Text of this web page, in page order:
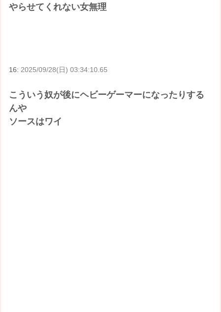
やらせてくれない女無理
16: 2025/09/28(日) 03:34:10.65
こういう奴が後にヘビーゲーマーになったりする
んや
ソースはワイ